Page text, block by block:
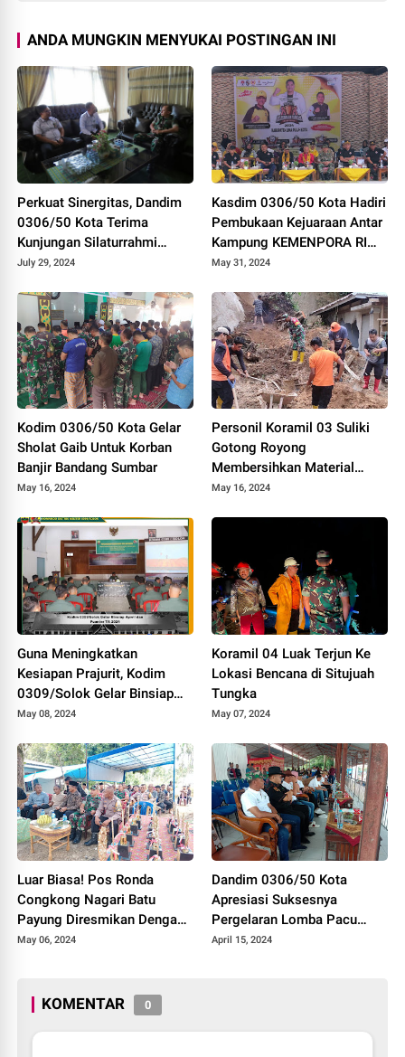
ANDA MUNGKIN MENYUKAI POSTINGAN INI
Perkuat Sinergitas, Dandim
0306/50 Kota Terima
Kunjungan Silaturrahmi
Ketua Pengadilan Negeri
July 29, 2024
Kasdim 0306/50 Kota Hadiri
Pembukaan Kejuaraan Antar
Kampung KEMENPORA RI
Tahun 2024
May 31, 2024
Kodim 0306/50 Kota Gelar
Sholat Gaib Untuk Korban
Banjir Bandang Sumbar
May 16, 2024
Personil Koramil 03 Suliki
Gotong Royong
Membersihkan Material
Longsor Yang Menimpa
May 16, 2024
Guna Meningkatkan
Kesiapan Prajurit, Kodim
0309/Solok Gelar Binsiap
Apwil dan Puanter TA 2024
May 08, 2024
Koramil 04 Luak Terjun Ke
Lokasi Bencana di Situjuah
Tungka
May 07, 2024
Luar Biasa! Pos Ronda
Congkong Nagari Batu
Payung Diresmikan Dengan
Meriah
May 06, 2024
Dandim 0306/50 Kota
Apresiasi Suksesnya
Pergelaran Lomba Pacu
Kuda Lebaran Cup 2024
April 15, 2024
KOMENTAR 0